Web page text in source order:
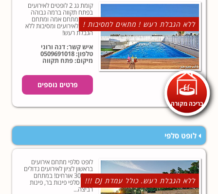
ללא הגבלת רעש ! מתאים למסיבות !
בריכה מקורה
קומת גג 2 לופטים לאירועים
בפתח תקווה ברמה גבוהה
ביותר מתחם אמה ומתחם
אלכס לאירועים ומסיבות ללא
הגבלת רעש!
איש קשר: דנה ורוני
טלפון:0509691018
מיקום: פתח תקווה
פרטים נוספים
לופט סלפי
ללא הגבלת רעש. כולל עמדת DJ !!!
לופט סלפי מתחם אירועים
בראשון לציון לאירועים גדולים
עד 300 אורחים! במתחם
לופט סלפי פינות בר, פינות
רביצה...